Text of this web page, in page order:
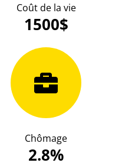
1500$
Coût de la vie
2.8%
Chômage